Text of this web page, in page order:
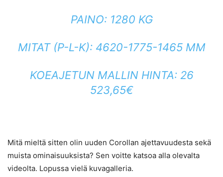
PAINO: 1280 KG
MITAT (P-L-K): 4620-1775-1465 MM
KOEAJETUN MALLIN HINTA: 26
523,65€
Mitä mieltä sitten olin uuden Corollan ajettavuudesta sekä
muista ominaisuuksista? Sen voitte katsoa alla olevalta
videolta. Lopussa vielä kuvagalleria.